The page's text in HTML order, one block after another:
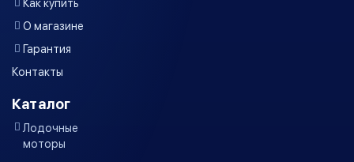
Как купить
О магазине
Гарантия
Контакты
Каталог
Лодочные
моторы